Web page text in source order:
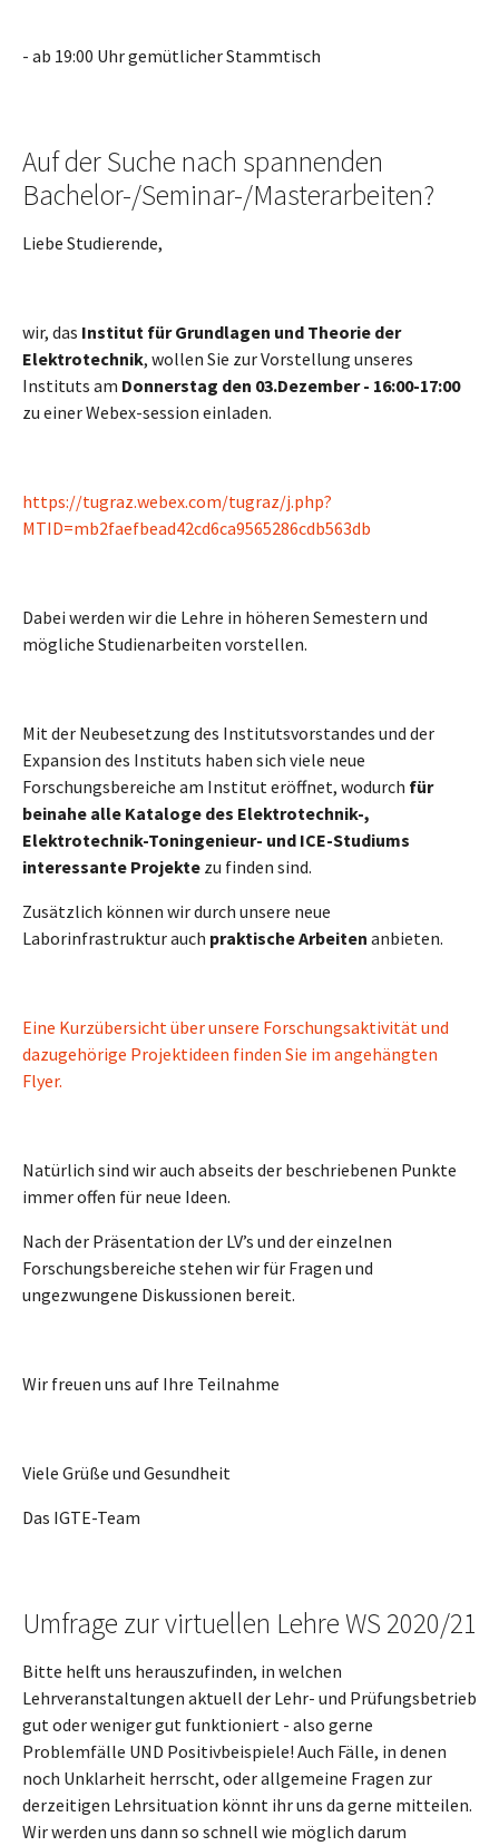
- ab 19:00 Uhr gemütlicher Stammtisch
Auf der Suche nach spannenden
Bachelor-/Seminar-/Masterarbeiten?
Liebe Studierende,
wir, das Institut für Grundlagen und Theorie der
Elektrotechnik, wollen Sie zur Vorstellung unseres
Instituts am Donnerstag den 03.Dezember - 16:00-17:00
zu einer Webex-session einladen.
https://tugraz.webex.com/tugraz/j.php?
MTID=mb2faefbead42cd6ca9565286cdb563db
Dabei werden wir die Lehre in höheren Semestern und
mögliche Studienarbeiten vorstellen.
Mit der Neubesetzung des Institutsvorstandes und der
Expansion des Instituts haben sich viele neue
Forschungsbereiche am Institut eröffnet, wodurch für
beinahe alle Kataloge des Elektrotechnik-,
Elektrotechnik-Toningenieur- und ICE-Studiums
interessante Projekte zu finden sind.
Zusätzlich können wir durch unsere neue
Laborinfrastruktur auch praktische Arbeiten anbieten.
Eine Kurzübersicht über unsere Forschungsaktivität und
dazugehörige Projektideen finden Sie im angehängten
Flyer.
Natürlich sind wir auch abseits der beschriebenen Punkte
immer offen für neue Ideen.
Nach der Präsentation der LV’s und der einzelnen
Forschungsbereiche stehen wir für Fragen und
ungezwungene Diskussionen bereit.
Wir freuen uns auf Ihre Teilnahme
Viele Grüße und Gesundheit
Das IGTE-Team
Umfrage zur virtuellen Lehre WS 2020/21
Bitte helft uns herauszufinden, in welchen
Lehrveranstaltungen aktuell der Lehr- und Prüfungsbetrieb
gut oder weniger gut funktioniert - also gerne
Problemfälle UND Positivbeispiele! Auch Fälle, in denen
noch Unklarheit herrscht, oder allgemeine Fragen zur
derzeitigen Lehrsituation könnt ihr uns da gerne mitteilen.
Wir werden uns dann so schnell wie möglich darum